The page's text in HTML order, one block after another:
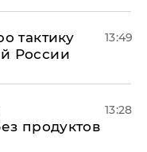
тактику
России
13:49
продуктов
13:28